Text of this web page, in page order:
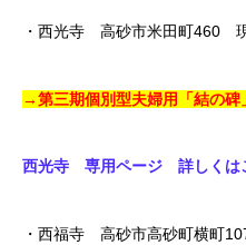
・西光寺 高砂市米田町460
→第三期個別型夫婦用「結の
西光寺 専用ページ 詳しくは
・西福寺 高砂市高砂町横町